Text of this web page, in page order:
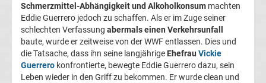
Süper
Tabelle
Schmerzmittel-Abhängigkeit und Alkoholkonsum machten
Eddie Guerrero jedoch zu schaffen. Als er im Zuge seiner
schlechten Verfassung abermals einen Verkehrsunfall
baute, wurde er zeitweise von der WWF entlassen. Dies und
die Tatsache, dass ihn seine langjährige Ehefrau Vickie
Guerrero konfrontierte, bewegte Eddie Guerrero dazu, sein
Leben wieder in den Griff zu bekommen. Er wurde clean und